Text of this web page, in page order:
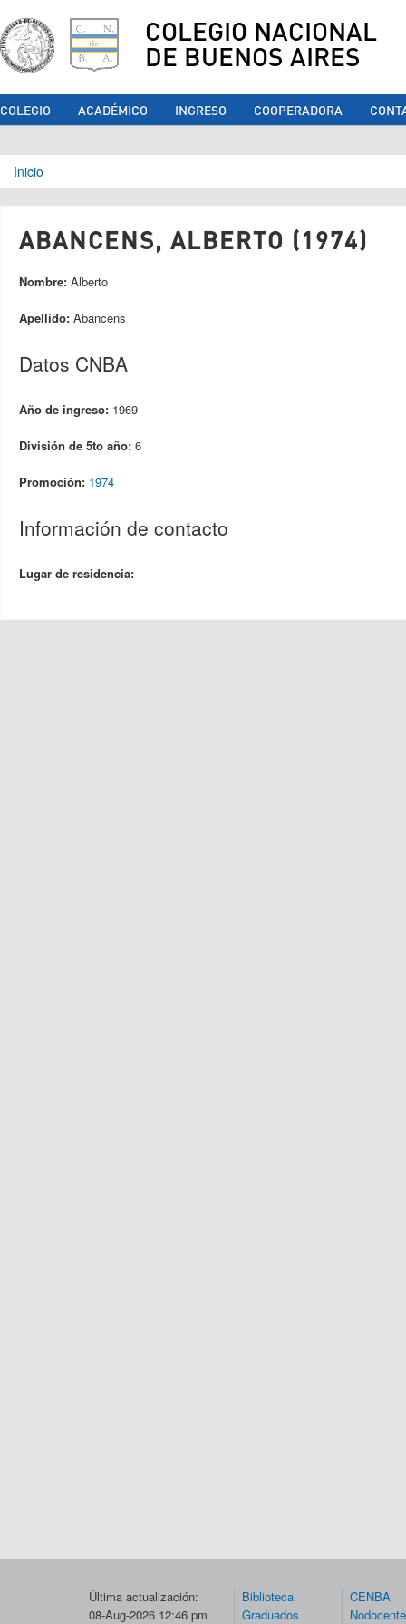
COLEGIO NACIONAL
DE BUENOS AIRES
COLEGIO ACADÉMICO INGRESO COOPERADORA
Se encuentra usted aquí
Inicio
ABANCENS, ALBERTO (1974)
Nombre: Alberto
Apellido: Abancens
Datos CNBA
Año de ingreso: 1969
División de 5to año: 6
Promoción: 1974
Información de contacto
Lugar de residencia: -
Última actualización:
08-Aug-2026 12:46 pm
Biblioteca
Graduados
CENBA